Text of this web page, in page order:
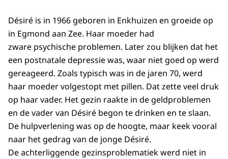
Désiré is in 1966 geboren in Enkhuizen en groeide op
in Egmond aan Zee. Haar moeder had
zware psychische problemen. Later zou blijken dat het
een postnatale depressie was, waar niet goed op werd
gereageerd. Zoals typisch was in de jaren 70, werd
haar moeder volgestopt met pillen. Dat zette veel druk
op haar vader. Het gezin raakte in de geldproblemen
en de vader van Désiré begon te drinken en te slaan.
De hulpverlening was op de hoogte, maar keek vooral
naar het gedrag van de jonge Désiré.
De achterliggende gezinsproblematiek werd niet in